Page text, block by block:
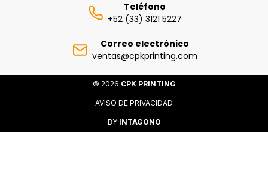
Teléfono
+52 (33) 3121 5227
Correo electrónico
ventas@cpkprinting.com
© 2026 CPK PRINTING
AVISO DE PRIVACIDAD
BY INTAGONO